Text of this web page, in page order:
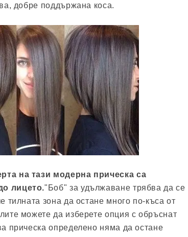
добре поддържана коса.
на тази модерна прическа са
лицето."Боб" за удължаване трябва да се
тилната зона да остане много по-къса от
можете да изберете опция с обръснат
прическа определено няма да остане